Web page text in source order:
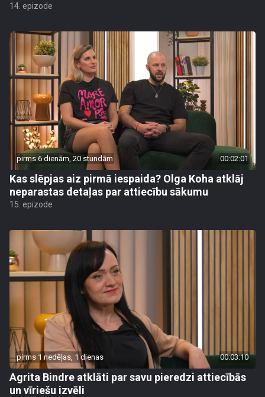
14. epizode
pirms 6 dienām, 20 stundām 00:02:01
Kas slēpjas aiz pirmā iespaida? Olga Koha atklāj
neparastas detaļas par attiecību sākumu
15. epizode
pirms 1 nedēļas, 1 dienas 00:03:10
Agrita Bindre atklāti par savu pieredzi attiecībās
un vīriešu izvēli